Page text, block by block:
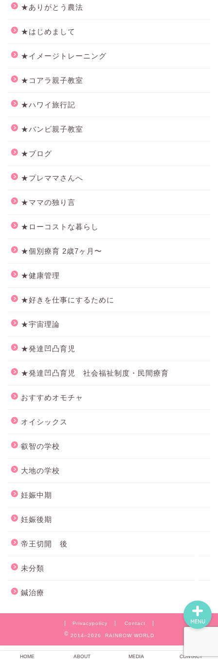
★ありがとう農法
★はじめまして
★イメージトレーニング
★コアラ親子教室
★ハワイ旅行記
★バンビ親子教室
★ブログ
★プレママさんへ
★ママの独り言
★ローコストな暮らし
★個別療育 2歳7ヶ月〜
★健康管理
★好きを仕事にするために
★宇宙理論
★発達凹凸育児
★発達凹凸育児 社会福祉制度・民間療育
おすすめオモチャ
オイシックス
叡智の学校
大地の学校
妊娠中期
妊娠後期
帝王切開 後
未分類
鍼治療
Privacypolicy Contact
2014–2026 RAINBOW WORLD
HOME ABOUT MEDIA CONTACT
MENU